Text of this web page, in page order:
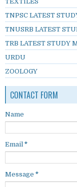
TNPSC LATEST
TNUSRB LATEST
TRB LATEST STUDY
URDU
ZOOLOGY
CONTACT FORM
Name
Email *
Message *